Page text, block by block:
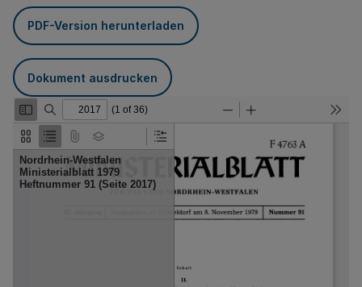
PDF-Version herunterladen
Dokument ausdrucken